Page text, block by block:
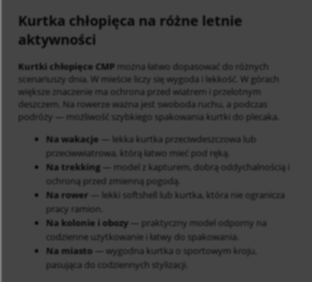
Kurtka chłopięca na różne letnie
aktywności
Kurtki chłopięce CMP można łatwo dopasować do różnych
scenariuszy dnia. W mieście liczy się wygoda i lekkość. W górach
większe znaczenie ma ochrona przed wiatrem i przelotnym
deszczem. Na rowerze ważna jest swoboda ruchu, a podczas
podróży — możliwość szybkiego spakowania kurtki do plecaka.
Na wakacje — lekka kurtka przeciwdeszczowa lub
przeciwwiatrowa, którą łatwo mieć pod ręką.
Na trekking — model z kapturem, dobrą oddychalnością i
ochroną przed zmienną pogodą.
Na rower — lekki softshell lub kurtka, która nie ogranicza
pracy ramion.
Na kolonie i obozy — praktyczny model odporny na
codzienne użytkowanie i łatwy do spakowania.
Na miasto — wygodna kurtka o sportowym kroju,
pasująca do codziennych stylizacji.